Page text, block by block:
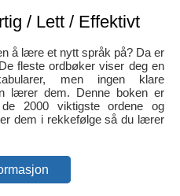
/ Lett / Effektivt
å lære et nytt språk på? Da er
fleste ordbøker viser deg en
men ingen klare
lærer dem. Denne boken er
2000 viktigste ordene og
dem i rekkefølge så du lærer